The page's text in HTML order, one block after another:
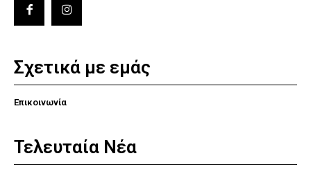
Σχετικά με εμάς
Επικοινωνία
Τελευταία Νέα